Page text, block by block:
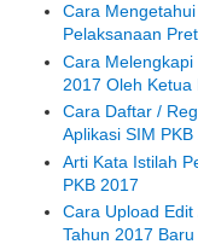
Cara
Pelaksanaan
Cara Melengkapi
2017 Oleh Ketua
Cara Daftar /
Aplikasi SIM PKB
Arti Kata Istilah
PKB 2017
Cara Upload
Tahun 2017 Baru